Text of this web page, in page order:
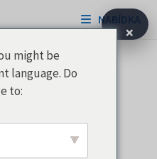
NABÍDKA
×
might be
language. Do
to: